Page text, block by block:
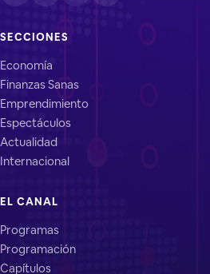
SECCIONES
Economía
Finanzas Sanas
Emprendimiento
Espectáculos
Actualidad
Internacional
EL CANAL
Programas
Programación
Capítulos